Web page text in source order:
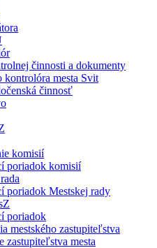
činnosti a dokumenty
kontrolóra mesta Svit
činnosť
komisií
poriadok komisií
poriadok Mestskej rady
poriadok
mestského zastupiteľstva
zastupiteľstva mesta